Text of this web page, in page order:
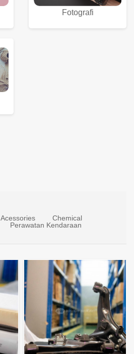
Fotografi
Acessories
Chemical
Perawatan Kendaraan